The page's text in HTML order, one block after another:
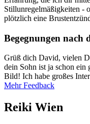
Stillunregelmäßigkeiten -
plötzlich eine
Begegnungen nach
Grüß dich David, vielen
dein Sohn ist ja schon ein
Bild! Ich habe großes
Mehr Feedback
Reiki Wien